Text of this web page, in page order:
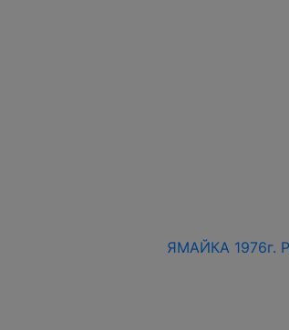
ЯМАЙКА 1976г.